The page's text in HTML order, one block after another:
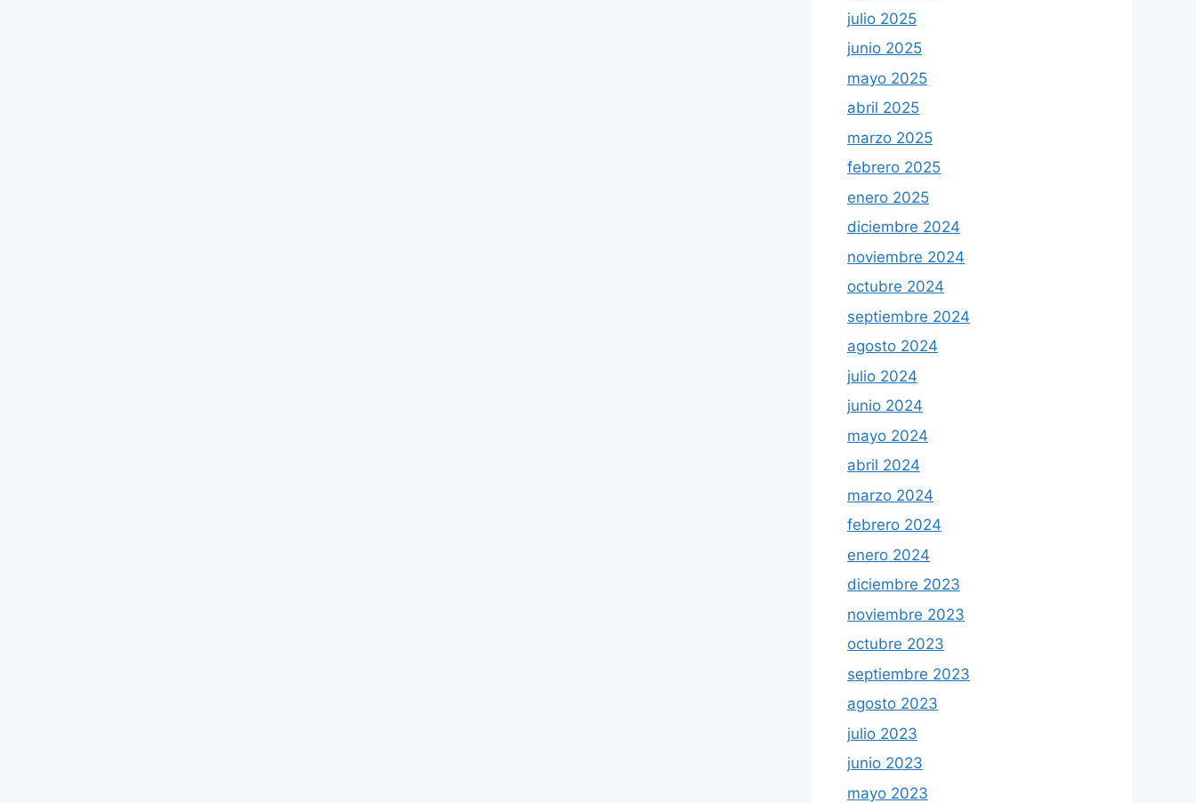
julio 2025
junio 2025
mayo 2025
abril 2025
marzo 2025
febrero 2025
enero 2025
diciembre 2024
noviembre 2024
octubre 2024
septiembre 2024
agosto 2024
julio 2024
junio 2024
mayo 2024
abril 2024
marzo 2024
febrero 2024
enero 2024
diciembre 2023
noviembre 2023
octubre 2023
septiembre 2023
agosto 2023
julio 2023
junio 2023
mayo 2023